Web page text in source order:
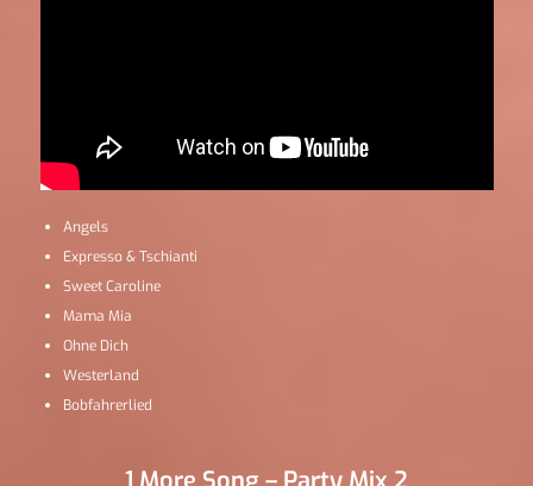
Angels
Expresso & Tschianti
Sweet Caroline
Mama Mia
Ohne Dich
Westerland
Bobfahrerlied